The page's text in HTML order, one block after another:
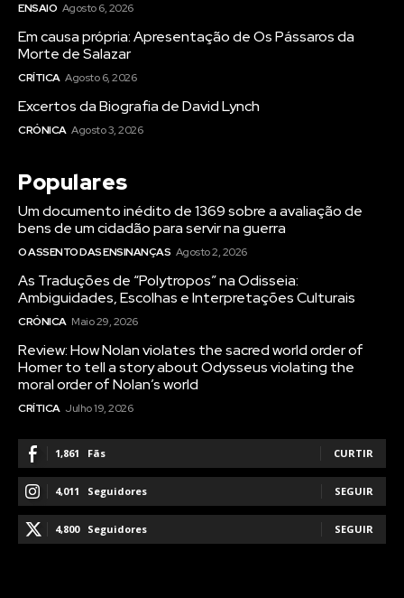
ENSAIO Agosto 6, 2026
Em causa própria: Apresentação de Os Pássaros da
Morte de Salazar
CRÍTICA Agosto 6, 2026
Excertos da Biografia de David Lynch
CRÓNICA Agosto 3, 2026
Populares
Um documento inédito de 1369 sobre a avaliação de
bens de um cidadão para servir na guerra
O ASSENTO DAS ENSINANÇAS Agosto 2, 2026
As Traduções de “Polytropos” na Odisseia:
Ambiguidades, Escolhas e Interpretações Culturais
CRÓNICA Maio 29, 2026
Review: How Nolan violates the sacred world order of
Homer to tell a story about Odysseus violating the
moral order of Nolan’s world
CRÍTICA Julho 19, 2026
1,861 Fãs CURTIR
4,011 Seguidores SEGUIR
4,800 Seguidores SEGUIR